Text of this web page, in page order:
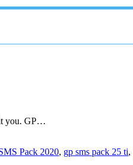
you. GP…
Pack 2020, gp sms pack 25 ti,